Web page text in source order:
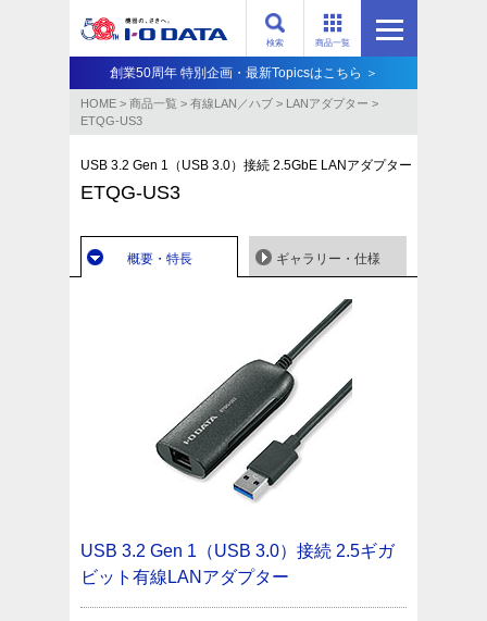
商品一覧
検索
創業50周年 特別企画・最新Topicsはこちら ＞
HOME > 商品一覧 > 有線LAN／ハブ > LANアダプター >
ETQG-US3
USB 3.2 Gen 1（USB 3.0）接続 2.5GbE LANアダプター
ETQG-US3
概要・特長 ギャラリー・仕様
USB 3.2 Gen 1（USB 3.0）接続 2.5ギガ
ビット有線LANアダプター